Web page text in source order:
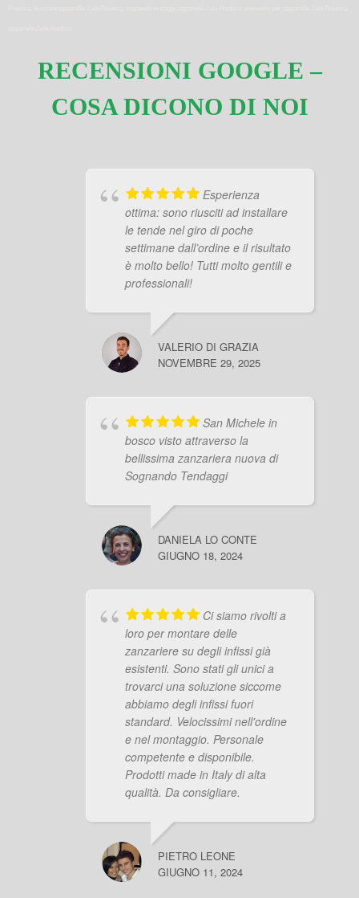
RECENSIONI GOOGLE –
COSA DICONO DI NOI
Esperienza
ottima: sono riusciti ad installare
le tende nel giro di poche
settimane dall’ordine e il risultato
è molto bello! Tutti molto gentili e
professionali!
VALERIO DI GRAZIA
NOVEMBRE 29, 2025
San Michele in
bosco visto attraverso la
bellissima zanzariera nuova di
Sognando Tendaggi
DANIELA LO CONTE
GIUGNO 18, 2024
Ci siamo rivolti a
loro per montare delle
zanzariere su degli infissi già
esistenti. Sono stati gli unici a
trovarci una soluzione siccome
abbiamo degli infissi fuori
standard. Velocissimi nell'ordine
e nel montaggio. Personale
competente e disponibile.
Prodotti made in Italy di alta
qualità. Da consigliare.
PIETRO LEONE
GIUGNO 11, 2024